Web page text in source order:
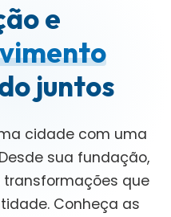
e
juntos
cidade com uma
sua fundação,
que
Conheça as